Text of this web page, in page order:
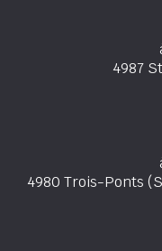
4987
4980 Trois-Ponts